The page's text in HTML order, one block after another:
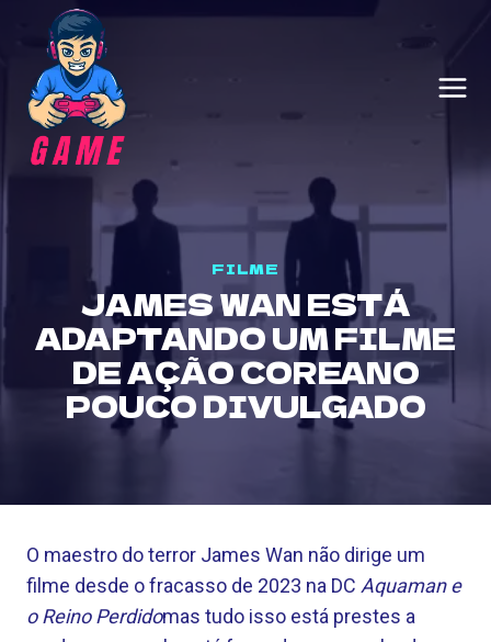
content
FILME
JAMES WAN ESTÁ
ADAPTANDO UM FILME
DE AÇÃO COREANO
POUCO DIVULGADO
O maestro do terror James Wan não dirige um
filme desde o fracasso de 2023 na DC Aquaman e
o Reino Perdidomas tudo isso está prestes a